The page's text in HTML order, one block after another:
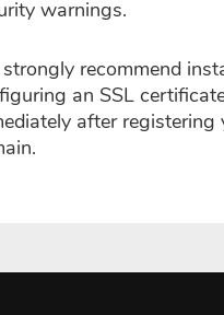
warnings.
recommend
an SSL
after registering